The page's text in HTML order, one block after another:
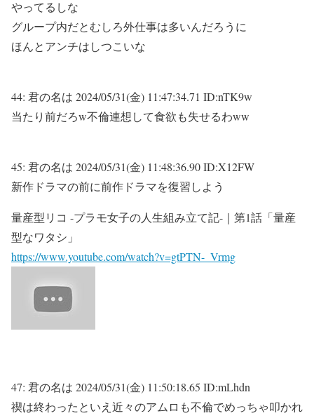
やってるしな
グループ内だとむしろ外仕事は多いんだろうに
ほんとアンチはしつこいな
44: 君の名は 2024/05/31(金) 11:47:34.71 ID:nTK9w
当たり前だろw不倫連想して食欲も失せるわww
45: 君の名は 2024/05/31(金) 11:48:36.90 ID:X12FW
新作ドラマの前に前作ドラマを復習しよう
量産型リコ -プラモ女子の人生組み立て記-｜第1話「量産
型なワタシ」
https://www.youtube.com/watch?v=gtPTN-_Vrmg
47: 君の名は 2024/05/31(金) 11:50:18.65 ID:mLhdn
禊は終わったといえ近々のアムロも不倫でめっちゃ叩かれ